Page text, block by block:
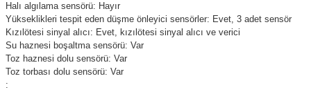
Halı algılama sensörü: Hayır
Yükseklikleri tespit eden düşme önleyici sensörler: Evet, 3 adet sensör
Kızılötesi sinyal alıcı: Evet, kızılötesi sinyal alıcı ve verici
Su haznesi boşaltma sensörü: Var
Toz haznesi dolu sensörü: Var
Toz torbası dolu sensörü: Var
: